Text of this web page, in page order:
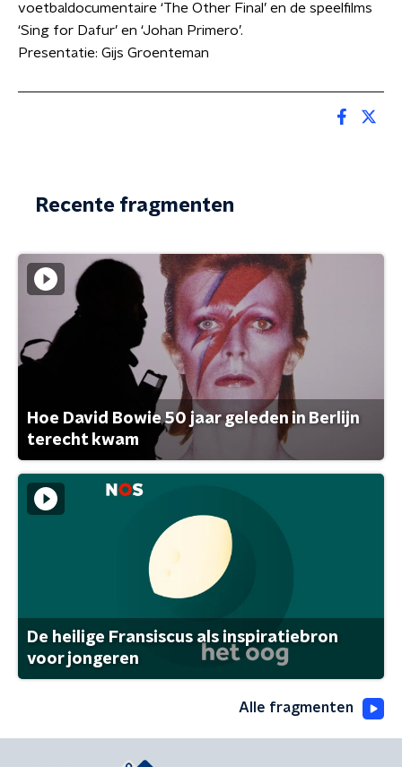
voetbaldocumentaire ‘The Other Final’ en de speelfilms
‘Sing for Dafur’ en ‘Johan Primero’.
Presentatie: Gijs Groenteman
Recente fragmenten
Hoe David Bowie 50 jaar geleden in Berlijn
terecht kwam
De heilige Fransiscus als inspiratiebron
voor jongeren
Alle fragmenten